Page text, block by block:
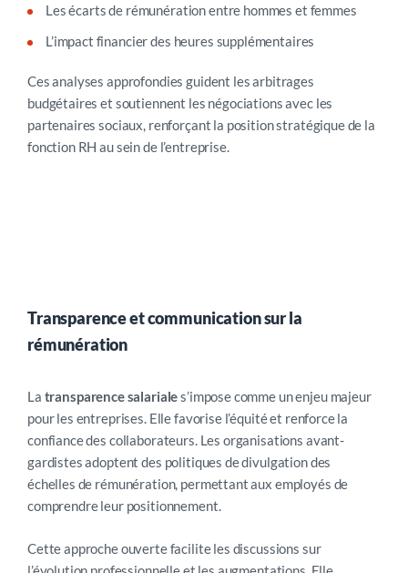
Les écarts de rémunération entre hommes et femmes
L’impact financier des heures supplémentaires
Ces analyses approfondies guident les arbitrages
budgétaires et soutiennent les négociations avec les
partenaires sociaux, renforçant la position stratégique de la
fonction RH au sein de l’entreprise.
Transparence et communication sur la
rémunération
La transparence salariales’impose comme un enjeu majeur
pour les entreprises. Elle favorise l’équité et renforce la
confiance des collaborateurs. Les organisations avant-
gardistes adoptent des politiques de divulgation des
échelles de rémunération, permettant aux employés de
comprendre leur positionnement.
Cette approche ouverte facilite les discussions sur